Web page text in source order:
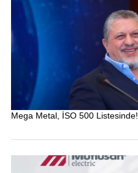
Mega Metal, İSO 500 Listesinde!